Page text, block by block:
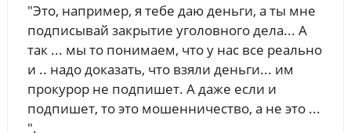
"Это, например, я тебе даю деньги, а ты мне
подписывай закрытие уголовного дела... А
так ... мы то понимаем, что у нас все реально
и .. надо доказать, что взяли деньги... им
прокурор не подпишет. А даже если и
подпишет, то это мошенничество, а не это ...
".